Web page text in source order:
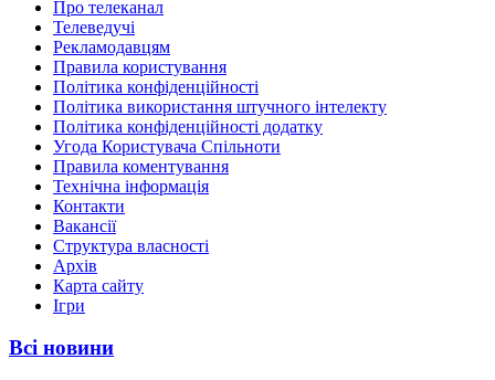
Про телеканал
Телеведучі
Рекламодавцям
Правила користування
Політика конфіденційності
Політика використання штучного інтелекту
Політика конфіденційності додатку
Угода Користувача Спільноти
Правила коментування
Технічна інформація
Контакти
Вакансії
Структура власності
Архів
Карта сайту
Ігри
Всі новини